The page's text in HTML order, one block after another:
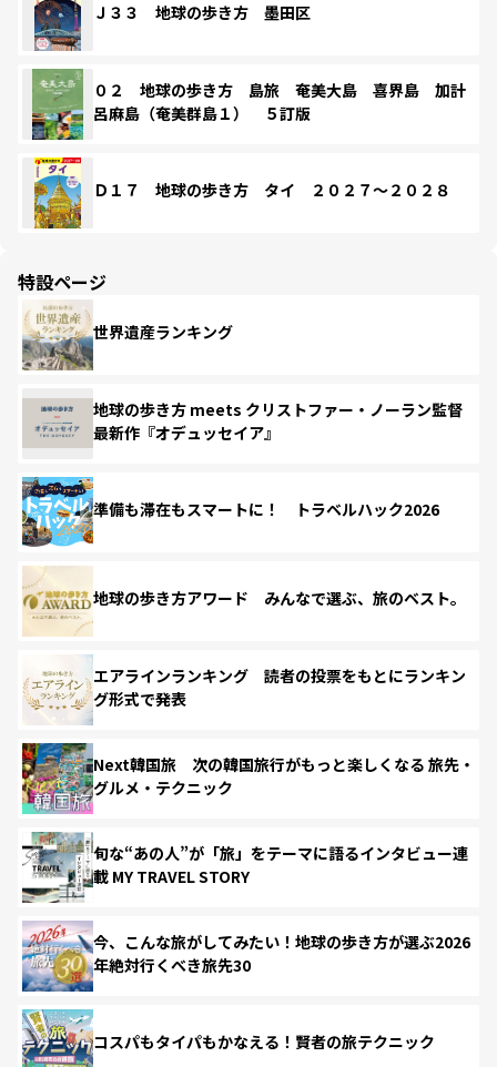
Ｊ３３ 地球の歩き方 墨田区
０２ 地球の歩き方 島旅 奄美大島 喜界島 加計
呂麻島（奄美群島１） ５訂版
Ｄ１７ 地球の歩き方 タイ ２０２７～２０２８
特設ページ
世界遺産ランキング
地球の歩き方 meets クリストファー・ノーラン監督
最新作『オデュッセイア』
準備も滞在もスマートに！ トラベルハック2026
地球の歩き方アワード みんなで選ぶ、旅のベスト。
エアラインランキング 読者の投票をもとにランキン
グ形式で発表
Next韓国旅 次の韓国旅行がもっと楽しくなる 旅先・
グルメ・テクニック
旬な“あの人”が「旅」をテーマに語るインタビュー連
載 MY TRAVEL STORY
今、こんな旅がしてみたい！地球の歩き方が選ぶ2026
年絶対行くべき旅先30
コスパもタイパもかなえる！賢者の旅テクニック